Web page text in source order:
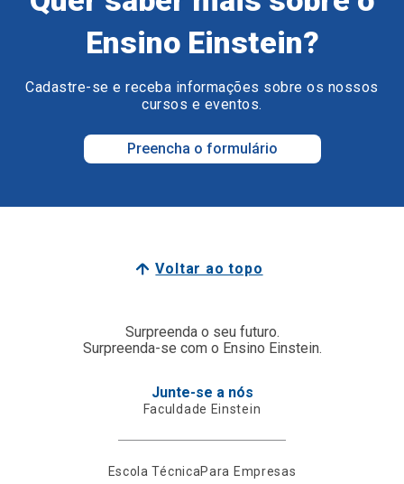
Ensino Einstein?
Cadastre-se e receba informações sobre os nossos
cursos e eventos.
Preencha o formulário
Voltar ao topo
Surpreenda o seu futuro.
Surpreenda-se com o Ensino Einstein.
Junte-se a nós
Faculdade Einstein
Escola TécnicaPara Empresas